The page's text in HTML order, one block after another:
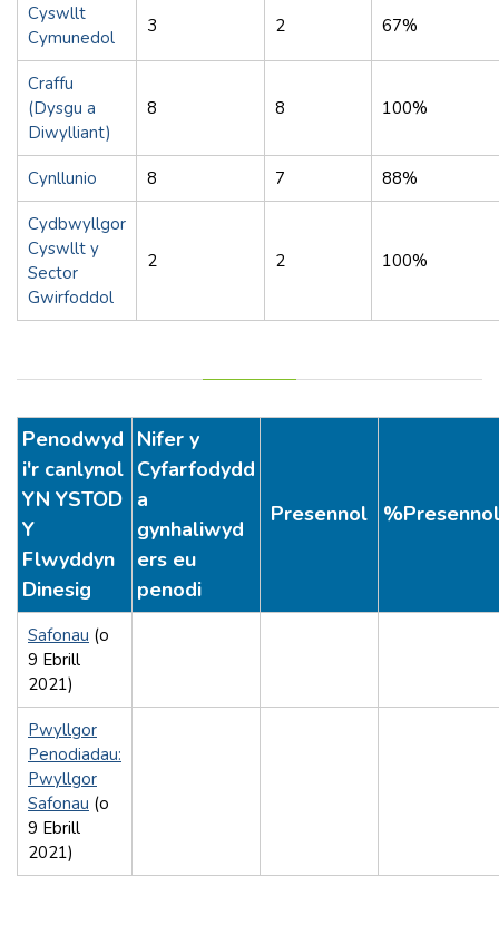
Cyswllt
Cymunedol
3 2 67%
Craffu
(Dysgu a
Diwylliant)
8 8 100%
Cynllunio 8 7 88%
Cydbwyllgor
Cyswllt y
Sector
Gwirfoddol
2 2 100%
Penodwyd
i'r canlynol
YN YSTOD
Y
Flwyddyn
Dinesig
Nifer y
Cyfarfodydd
a
gynhaliwyd
ers eu
penodi
Presennol
Safonau (o
9 Ebrill
2021)
Pwyllgor
Penodiadau:
Pwyllgor
Safonau (o
9 Ebrill
2021)